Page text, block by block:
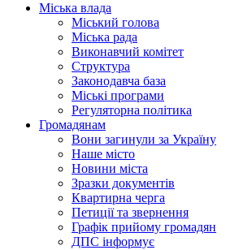
Міська влада
Міський голова
Міська рада
Виконавчий комітет
Структура
Законодавча база
Міські програми
Регуляторна політика
Громадянам
Вони загинули за Україну
Наше місто
Новини міста
Зразки документів
Квартирна черга
Петиції та звернення
Графік прийому громадян
ДПС інформує